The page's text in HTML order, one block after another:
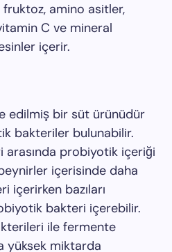
fruktoz, amino asitler,
C ve mineral
içerir.
edilmiş bir süt ürünüdür
bakteriler bulunabilir.
arasında probiyotik içeriği
içerisinde daha
içerirken bazıları
bakteri içerebilir.
ile fermente
yüksek miktarda